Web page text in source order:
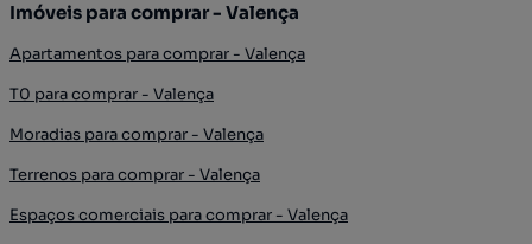
Imóveis para comprar - Valença
Apartamentos para comprar - Valença
T0 para comprar - Valença
Moradias para comprar - Valença
Terrenos para comprar - Valença
Espaços comerciais para comprar - Valença